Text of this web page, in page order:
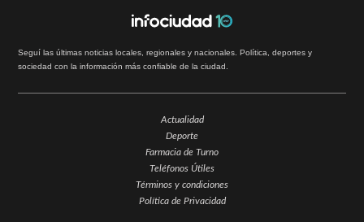
Seguí las últimas noticias locales, regionales y nacionales. Política, deportes y
sociedad con la información más confiable de la ciudad.
Actualidad
Deporte
Farmacia de Turno
Teléfonos Útiles
Términos y condiciones
Política de Privacidad